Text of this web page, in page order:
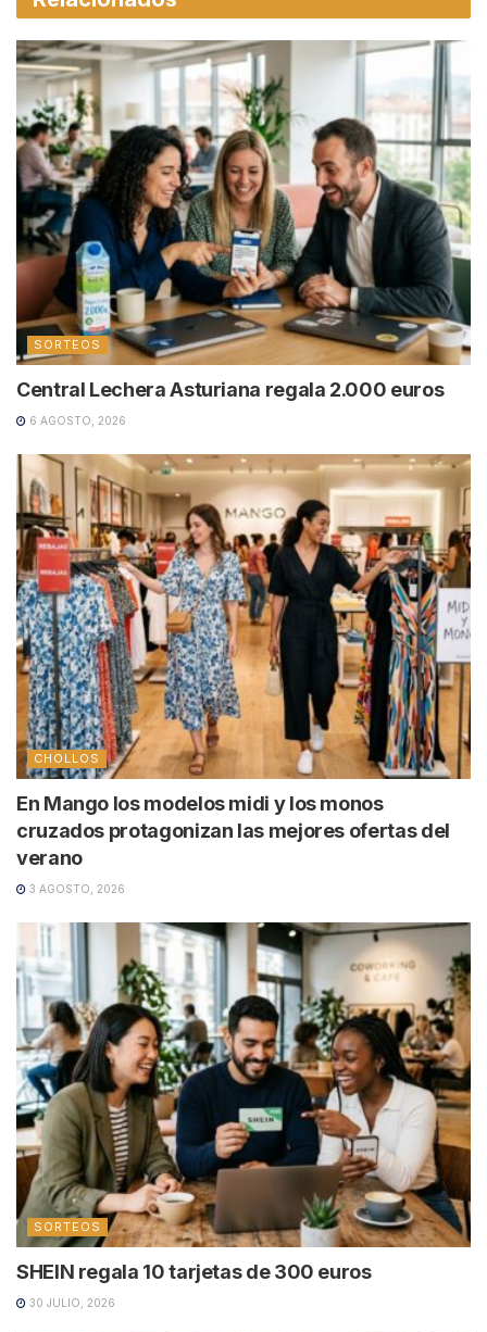
SORTEOS
Central Lechera Asturiana regala 2.000 euros
6 AGOSTO, 2026
CHOLLOS
En Mango los modelos midi y los monos
cruzados protagonizan las mejores ofertas del
verano
3 AGOSTO, 2026
SORTEOS
SHEIN regala 10 tarjetas de 300 euros
30 JULIO, 2026